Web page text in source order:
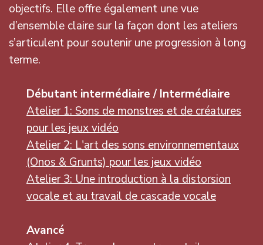
objectifs. Elle offre également une vue
d’ensemble claire sur la façon dont les ateliers
s’articulent pour soutenir une progression à long
terme.
Débutant intermédiaire / Intermédiaire
Atelier 1: Sons de monstres et de créatures
pour les jeux vidéo
Atelier 2: L'art des sons environnementaux
(Onos & Grunts) pour les jeux vidéo
Atelier 3: Une introduction à la distorsion
vocale et au travail de cascade vocale
Avancé